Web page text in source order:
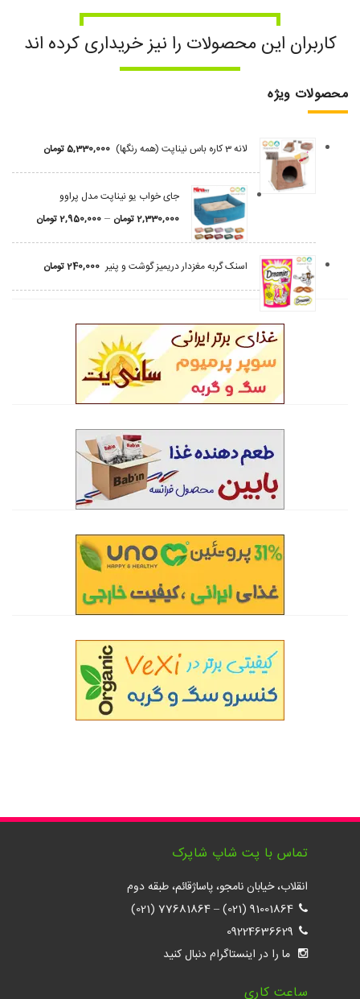
کاربران این محصولات را نیز خریداری کرده اند
محصولات ویژه
لانه 3 کاره باس نیناپت (همه رنگها) 5,330,000تومان
جای خواب یو نیناپت مدل پراوو
2,330,000تومان –
2,950,000تومان
اسنک گربه مغزدار دریمیز گوشت و پنیر 240,000تومان
تماس با پت شاپ شاپرک
انقلاب، خیابان نامجو، پاساژقائم، طبقه دوم
91001864 (021)
–
77681864 (021)
09224636629
ما را در اینستاگرام دنبال کنید
ساعت کاری